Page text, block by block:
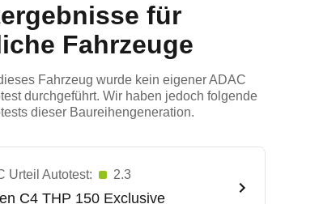
für
Fahrzeuge
Fahrzeug wurde kein eigener ADAC
durchgeführt. Wir haben jedoch folgende
dieser Baureihengeneration.
Urteil Autotest: 2.3
C4 THP 150 Exclusive